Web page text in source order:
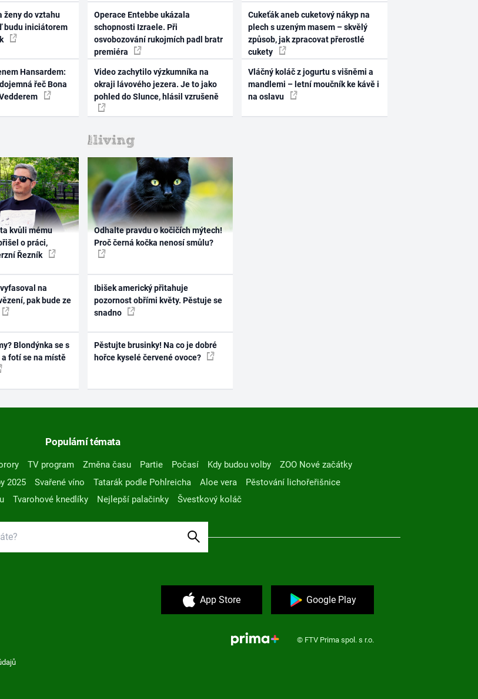
ženy do vztahu
budu iniciátorem
Hansardem:
řeč Bona
Operace Entebbe ukázala
schopnosti Izraele. Při
osvobozování rukojmích padl bratr
premiéra
Video zachytilo výzkumníka na
okraji lávového jezera. Je to jako
pohled do Slunce, hlásil vzrušeně
Cukeťák aneb cuketový nákyp na
plech s uzeným masem – skvělý
způsob, jak zpracovat přerostlé
cukety
Vláčný koláč z jogurtu s višněmi a
mandlemi – letní moučník ke kávě i
na oslavu
kvůli mému
o práci,
Řezník
na
pak bude ze
Blondýnka se s
fotí se na místě
Odhalte pravdu o kočičích mýtech!
Proč černá kočka nenosí smůlu?
Ibišek americký přitahuje
pozornost obřími květy. Pěstuje se
snadno
Pěstujte brusinky! Na co je dobré
hořce kyselé červené ovoce?
Populární témata
TV program Změna času Partie Počasí Kdy budou volby
ZOO Nové začátky
2025 Svařené víno Tatarák podle Pohlreicha Aloe vera
Pěstování lichořeřišnice
Tvarohové knedlíky Nejlepší palačinky Švestkový koláč
App Store Google Play
© FTV Prima spol. s r.o.